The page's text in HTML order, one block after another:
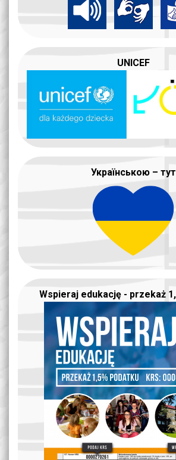
UNICEF
Українською – тут
Wspieraj edukację - przekaż